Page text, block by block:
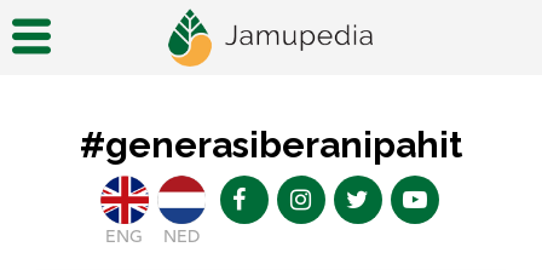
#generasiberanipahit
ENG NED